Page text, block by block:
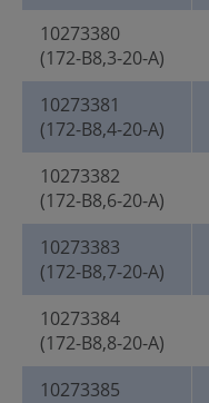
10273380
(172-B8,3-20-A)
10273381
(172-B8,4-20-A)
10273382
(172-B8,6-20-A)
10273383
(172-B8,7-20-A)
10273384
(172-B8,8-20-A)
10273385